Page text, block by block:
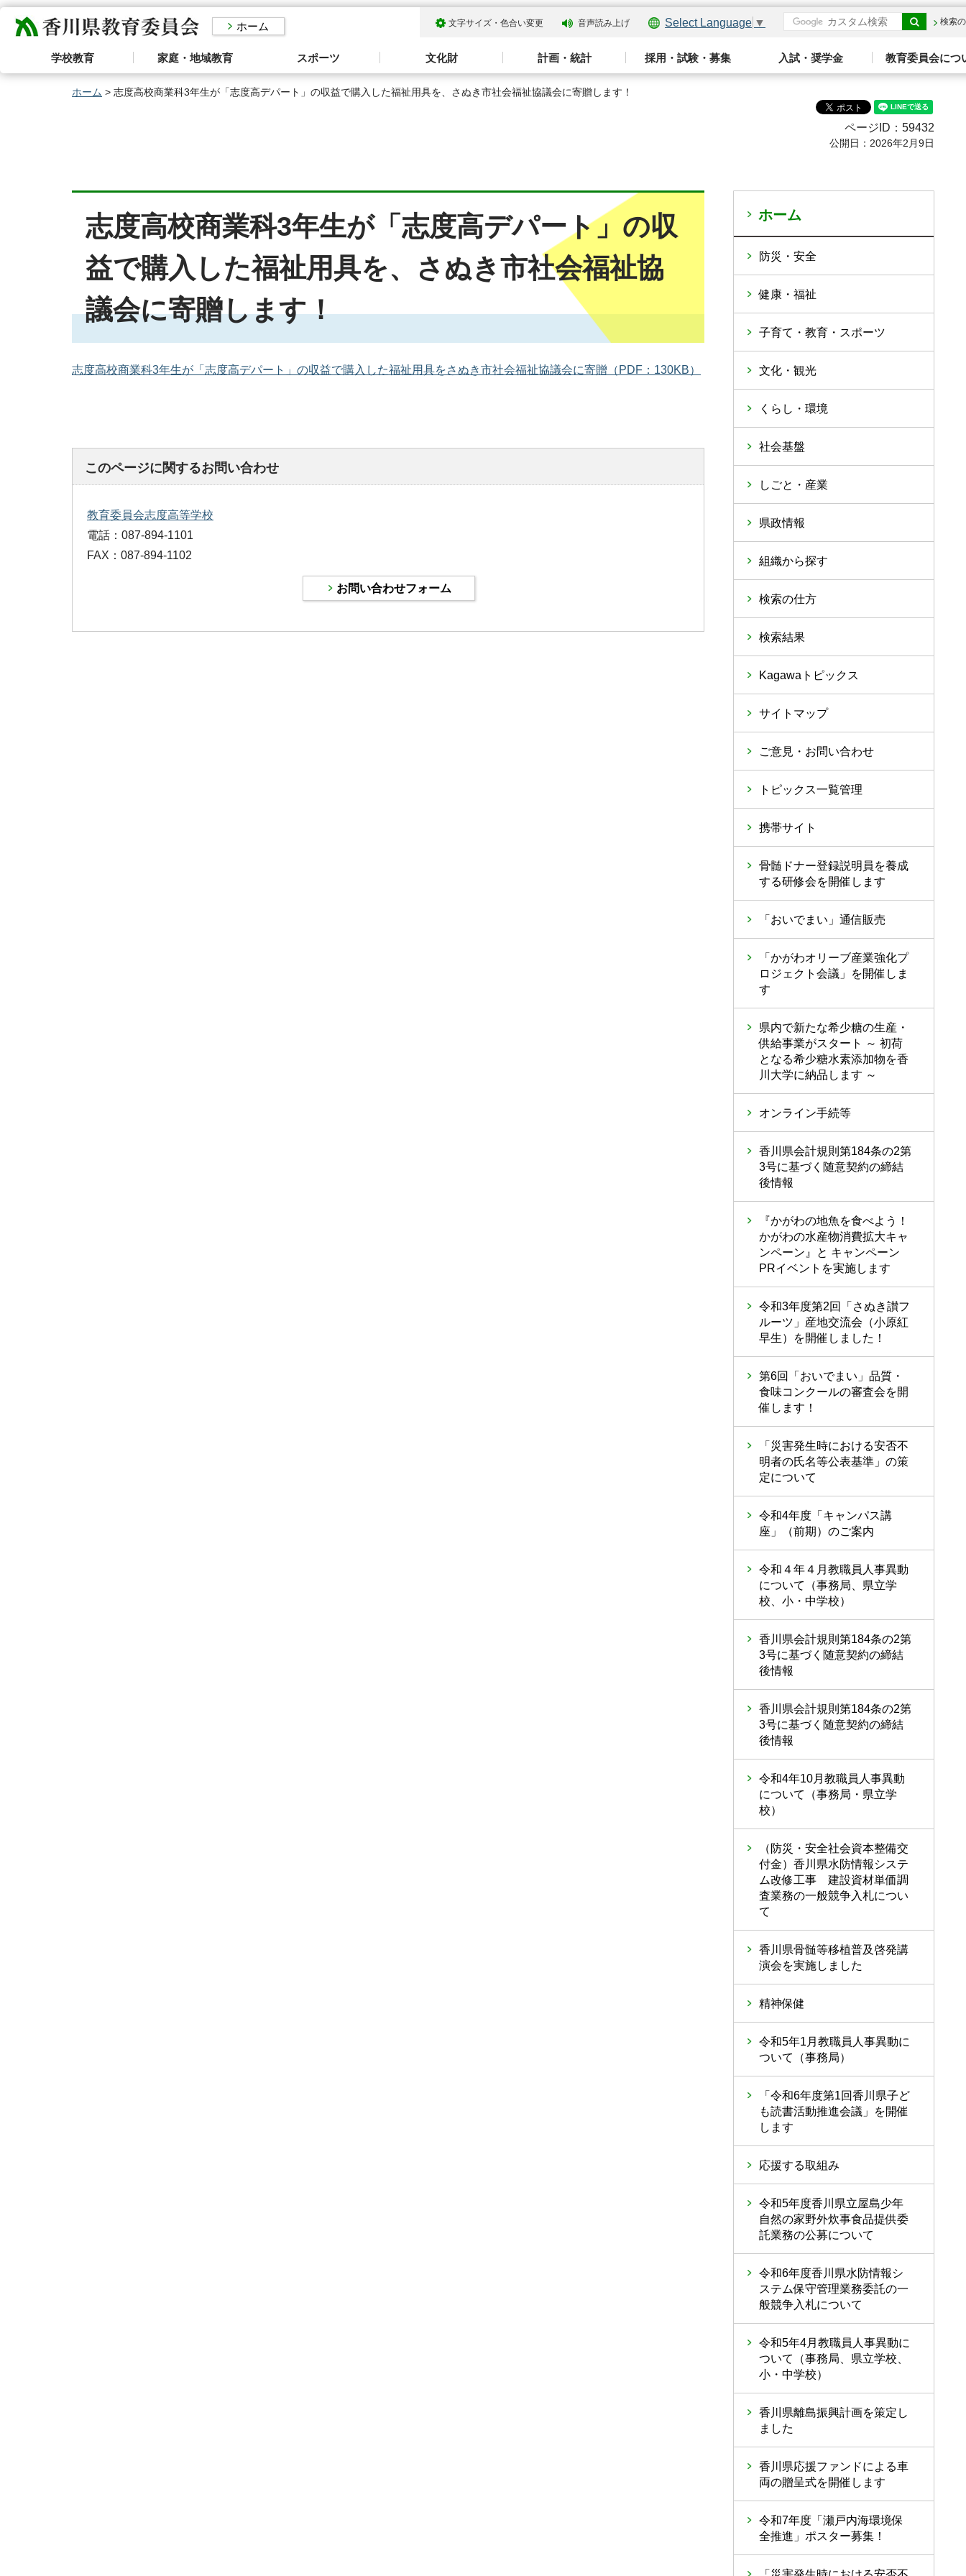
香川県教育委員会 ホーム 文字サイズ・色合い変更 音声読み上げ Select Language ▼ 検索
学校教育 家庭・地域教育 スポーツ 文化財 計画・統計 採用・試験・募集 入試・奨学金 教育委員会につ
ホーム > 志度高校商業科3年生が「志度高デパート」の収益で購入した福祉用具を、さぬき市社会福祉協議会に寄贈します！
ページID：59432
公開日：2026年2月9日
志度高校商業科3年生が「志度高デパート」の収
益で購入した福祉用具を、さぬき市社会福祉協
議会に寄贈します！
志度高校商業科3年生が「志度高デパート」の収益で購入した福祉用具をさぬき市社会福祉協議会に寄贈（PDF：130KB）
このページに関するお問い合わせ
教育委員会志度高等学校
電話：087-894-1101
FAX：087-894-1102
ホーム
防災・安全
健康・福祉
子育て・教育・スポーツ
文化・観光
くらし・環境
社会基盤
しごと・産業
県政情報
組織から探す
検索の仕方
検索結果
Kagawaトピックス
サイトマップ
ご意見・お問い合わせ
トピックス一覧管理
携帯サイト
骨髄ドナー登録説明員を養成
する研修会を開催します
「おいでまい」通信販売
「かがわオリーブ産業強化プ
ロジェクト会議」を開催しま
す
県内で新たな希少糖の生産・
供給事業がスタート ～ 初荷
となる希少糖水素添加物を香
川大学に納品します ～
オンライン手続等
香川県会計規則第184条の2第
3号に基づく随意契約の締結
後情報
『かがわの地魚を食べよう！
かがわの水産物消費拡大キャ
ンペーン』と キャンペーン
PRイベントを実施します
令和3年度第2回「さぬき讃フ
ルーツ」産地交流会（小原紅
早生）を開催しました！
第6回「おいでまい」品質・
食味コンクールの審査会を開
催します！
「災害発生時における安否不
明者の氏名等公表基準」の策
定について
令和4年度「キャンパス講
座」（前期）のご案内
令和４年４月教職員人事異動
について（事務局、県立学
校、小・中学校）
香川県会計規則第184条の2第
3号に基づく随意契約の締結
後情報
香川県会計規則第184条の2第
3号に基づく随意契約の締結
後情報
令和4年10月教職員人事異動
について（事務局・県立学
校）
（防災・安全社会資本整備交
付金）香川県水防情報システ
ム改修工事 建設資材単価調
査業務の一般競争入札につい
て
香川県骨髄等移植普及啓発講
演会を実施しました
精神保健
令和5年1月教職員人事異動に
ついて（事務局）
「令和6年度第1回香川県子ど
も読書活動推進会議」を開催
します
応援する取組み
令和5年度香川県立屋島少年
自然の家野外炊事食品提供委
託業務の公募について
令和6年度香川県水防情報シ
ステム保守管理業務委託の一
般競争入札について
令和5年4月教職員人事異動に
ついて（事務局、県立学校、
小・中学校）
香川県離島振興計画を策定し
ました
香川県応援ファンドによる車
両の贈呈式を開催します
令和7年度「瀬戸内海環境保
全推進」ポスター募集！